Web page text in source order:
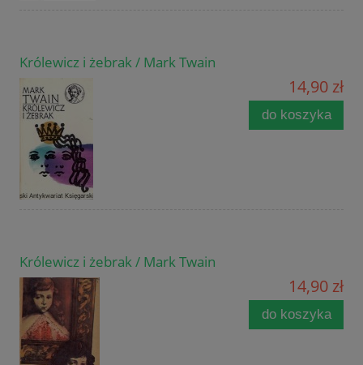
Królewicz i żebrak / Mark Twain
14,90 zł
do koszyka
Królewicz i żebrak / Mark Twain
14,90 zł
do koszyka